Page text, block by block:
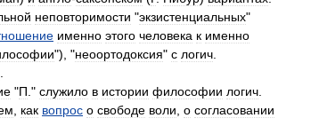
неповторимости "экзистенциальных"
именно этого человека к именно
"), "неоортодоксия" с логич
"П ." служило в истории философии логич
как вопрос о свободе воли о согласовании